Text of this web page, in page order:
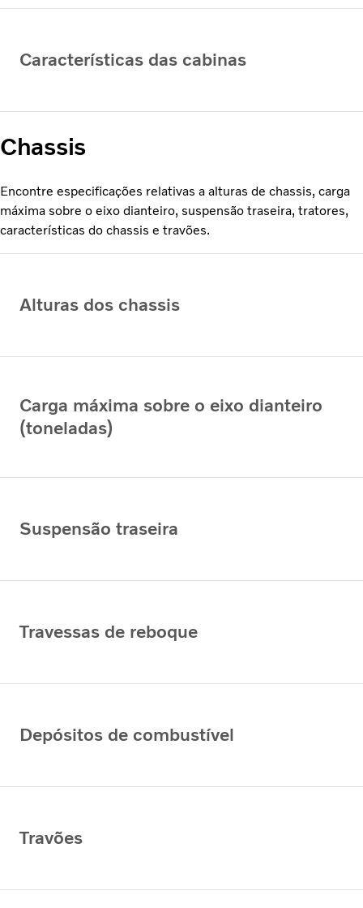
Características das cabinas
Chassis
Encontre especificações relativas a alturas de chassis, carga
máxima sobre o eixo dianteiro, suspensão traseira, tratores,
características do chassis e travões.
Alturas dos chassis
Carga máxima sobre o eixo dianteiro
(toneladas)
Suspensão traseira
Travessas de reboque
Depósitos de combustível
Travões